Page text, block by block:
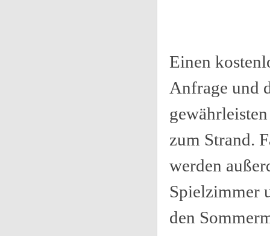
Einen
Anfrage und
zum Strand.
werden
Spielzimmer
den